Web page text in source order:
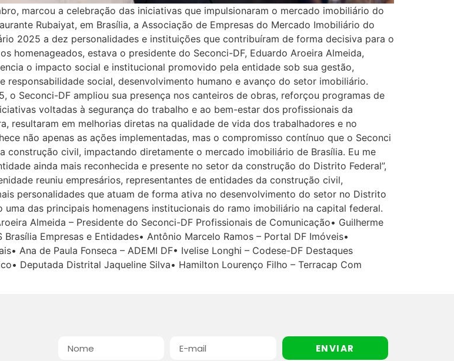
marcou a celebração das iniciativas que impulsionaram o mercado imobiliário do
Rubaiyat, em Brasília, a Associação de Empresas do Mercado Imobiliário do
2025 a dez personalidades e instituições que contribuíram de forma decisiva para o
homenageados, estava o presidente do Seconci-DF, Eduardo Aroeira Almeida,
o impacto social e institucional promovido pela entidade sob sua gestão,
social, desenvolvimento humano e avanço do setor imobiliário.
o Seconci-DF ampliou sua presença nos canteiros de obras, reforçou programas de
voltadas à segurança do trabalho e ao bem-estar dos profissionais da
resultaram em melhorias diretas na qualidade de vida dos trabalhadores e no
não apenas as ações implementadas, mas o compromisso contínuo que o Seconci
construção civil, impactando diretamente o mercado imobiliário de Brasília. Eu me
ainda mais reconhecida e presente no setor da construção do Distrito Federal”,
reuniu empresários, representantes de entidades da construção civil,
personalidades que atuam de forma ativa no desenvolvimento do setor no Distrito
das principais homenagens institucionais do ramo imobiliário na capital federal.
Almeida – Presidente do Seconci-DF Profissionais de Comunicação• Guilherme
Empresas e Entidades• Antônio Marcelo Ramos – Portal DF Imóveis•
Ana de Paula Fonseca – ADEMI DF• Ivelise Longhi – Codese-DF Destaques
Deputada Distrital Jaqueline Silva• Hamilton Lourenço Filho – Terracap Com
ENVIAR